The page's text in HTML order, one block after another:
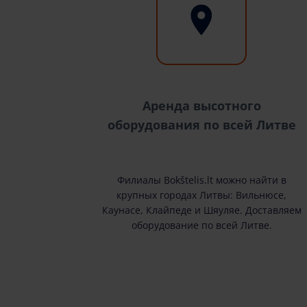
Аренда высотного
оборудования по всей Литве
Филиалы Bokštelis.lt можно найти в
крупных городах Литвы: Вильнюсе,
Каунасе, Клайпеде и Шяуляе. Доставляем
оборудование по всей Литве.